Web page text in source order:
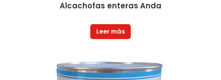
Alcachofas enteras Anda
Leer más